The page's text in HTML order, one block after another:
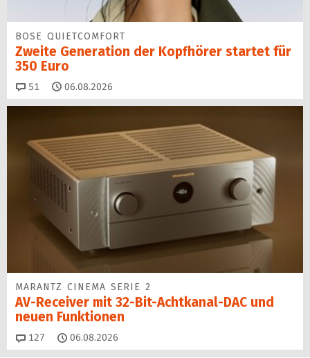
BOSE QUIETCOMFORT
Zweite Generation der Kopfhörer startet für
350 Euro
51 Kommentare
06.08.2026
MARANTZ CINEMA SERIE 2
AV-Receiver mit 32-Bit-Acht­kanal-DAC und
neuen Funktionen
127 Kommentare
06.08.2026